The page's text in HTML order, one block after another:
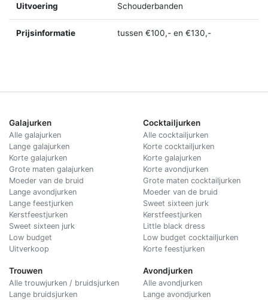
Uitvoering Schouderbanden
Prijsinformatie tussen €100,- en €130,-
Galajurken
Alle galajurken
Lange galajurken
Korte galajurken
Grote maten galajurken
Moeder van de bruid
Lange avondjurken
Lange feestjurken
Kerstfeestjurken
Sweet sixteen jurk
Low budget
Uitverkoop
Trouwen
Alle trouwjurken / bruidsjurken
Lange bruidsjurken
Cocktailjurken
Alle cocktailjurken
Korte cocktailjurken
Korte galajurken
Korte avondjurken
Grote maten cocktailjurken
Moeder van de bruid
Sweet sixteen jurk
Kerstfeestjurken
Little black dress
Low budget cocktailjurken
Korte feestjurken
Avondjurken
Alle avondjurken
Lange avondjurken